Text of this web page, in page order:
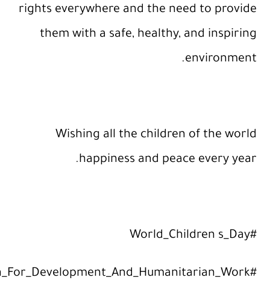
rights everywhere and the
them with a safe,
Wishing all the
happiness and